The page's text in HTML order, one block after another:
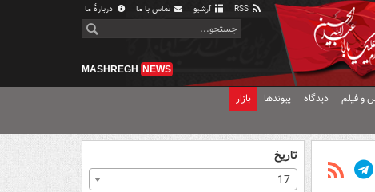
آرشیو تماس با ما دربارهٔ ما
MASHREGH NEWS
و فیلم دیدگاه پیوندها بازار
تاریخ
17